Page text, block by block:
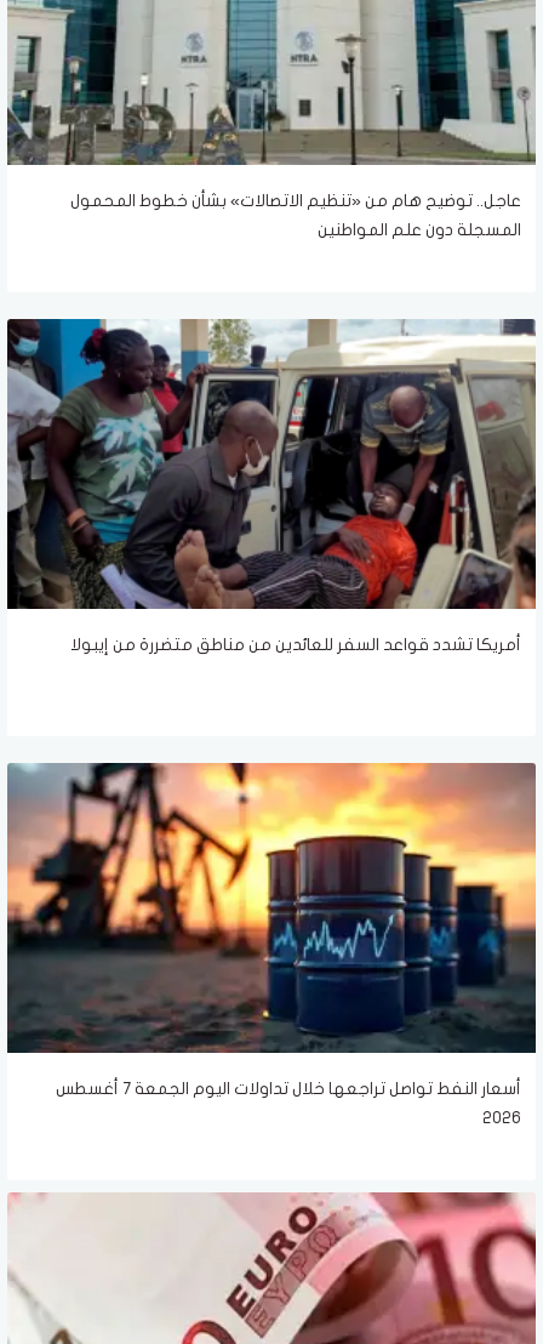
عاجل.. توضيح هام من «تنظيم الاتصالات» بشأن خطوط المحمول
المسجلة دون علم المواطنين
أمريكا تشدد قواعد السفر للعائدين من مناطق متضررة من إيبولا
أسعار النفط تواصل تراجعها خلال تداولات اليوم الجمعة 7 أغسطس
2026